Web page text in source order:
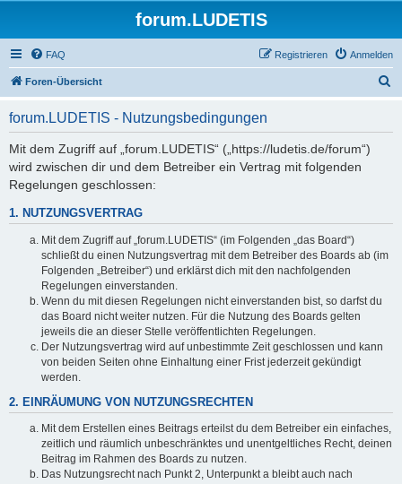
forum.LUDETIS
FAQ Anmelden
Registrieren
Foren-Übersicht
forum.LUDETIS - Nutzungsbedingungen
Mit dem Zugriff auf „forum.LUDETIS“ („https://ludetis.de/forum“)
wird zwischen dir und dem Betreiber ein Vertrag mit folgenden
Regelungen geschlossen:
1. NUTZUNGSVERTRAG
Mit dem Zugriff auf „forum.LUDETIS“ (im Folgenden „das Board“)
schließt du einen Nutzungsvertrag mit dem Betreiber des Boards ab (im
Folgenden „Betreiber“) und erklärst dich mit den nachfolgenden
Regelungen einverstanden.
Wenn du mit diesen Regelungen nicht einverstanden bist, so darfst du
das Board nicht weiter nutzen. Für die Nutzung des Boards gelten
jeweils die an dieser Stelle veröffentlichten Regelungen.
Der Nutzungsvertrag wird auf unbestimmte Zeit geschlossen und kann
von beiden Seiten ohne Einhaltung einer Frist jederzeit gekündigt
werden.
2. EINRÄUMUNG VON NUTZUNGSRECHTEN
Mit dem Erstellen eines Beitrags erteilst du dem Betreiber ein einfaches,
zeitlich und räumlich unbeschränktes und unentgeltliches Recht, deinen
Beitrag im Rahmen des Boards zu nutzen.
Das Nutzungsrecht nach Punkt 2, Unterpunkt a bleibt auch nach